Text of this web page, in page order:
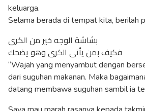
keluarga.
Selama berada di tempat kita, berilah
بشاشة الوجه خير من الكرى
فكيف بمن يأتى الكرى وهو يضحك
“Wajah yang menyambut dengan
dari suguhan makanan. Maka
datang membawa suguhan sambil ia